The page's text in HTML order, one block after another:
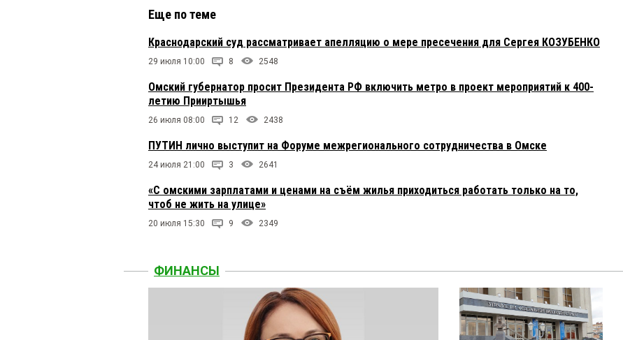
Еще по теме
Краснодарский суд рассматривает апелляцию о мере пресечения для Сергея КОЗУБЕНКО
29 июля 10:00 8 2548
Омский губернатор просит Президента РФ включить метро в проект мероприятий к 400-
летию Прииртышья
26 июля 08:00 12 2438
ПУТИН лично выступит на Форуме межрегионального сотрудничества в Омске
24 июля 21:00 3 2641
«С омскими зарплатами и ценами на съём жилья приходиться работать только на то,
чтоб не жить на улице»
20 июля 15:30 9 2349
ФИНАНСЫ